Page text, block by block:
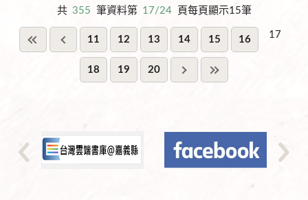
共 355 筆資料第 17/24 頁每頁顯示15筆
11 12 13 14 15 16 17
18 19 20